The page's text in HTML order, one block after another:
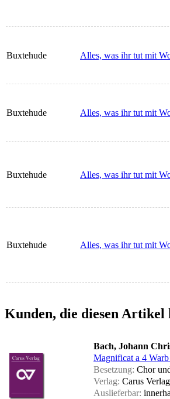
Buxtehude Alles, was ihr tut mit
Buxtehude Alles, was ihr tut mit
Buxtehude Alles, was ihr tut mit
Buxtehude Alles, was ihr tut mit
Kunden, die diesen Artikel
Bach, Johann
Magnificat a 4
Besetzung: Chor
Verlag: Carus Verlag
Auslieferbar: